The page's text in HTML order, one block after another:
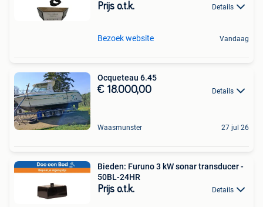
Prijs o.t.k. Details
Bezoek website Vandaag
Ocqueteau 6.45
€ 18.000,00 Details
Waasmunster 27 jul 26
Bieden: Furuno 3 kW sonar transducer -
50BL-24HR
Prijs o.t.k. Details